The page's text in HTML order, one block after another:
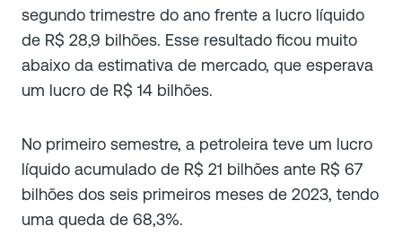
segundo trimestre do ano frente a lucro líquido
de R$ 28,9 bilhões. Esse resultado ficou muito
abaixo da estimativa de mercado, que esperava
um lucro de R$ 14 bilhões.
No primeiro semestre, a petroleira teve um lucro
líquido acumulado de R$ 21 bilhões ante R$ 67
bilhões dos seis primeiros meses de 2023, tendo
uma queda de 68,3%.